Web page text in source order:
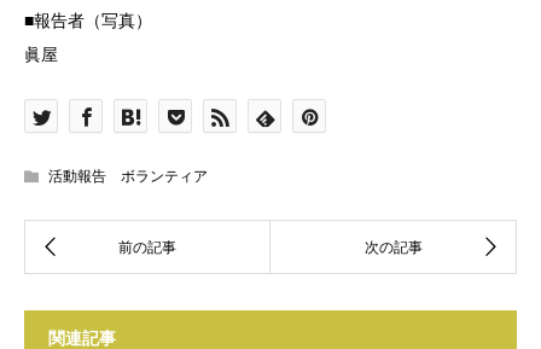
■報告者（写真）
眞屋
活動報告 ボランティア
関連記事